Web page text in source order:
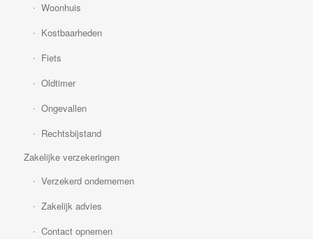
Woonhuis
Kostbaarheden
Fiets
Oldtimer
Ongevallen
Rechtsbijstand
Zakelijke verzekeringen
Verzekerd ondernemen
Zakelijk advies
Contact opnemen